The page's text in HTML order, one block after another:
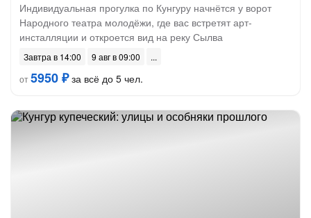
Индивидуальная прогулка по Кунгуру начнётся у ворот
Народного театра молодёжи, где вас встретят арт-
инсталляции и откроется вид на реку Сылва
Завтра в 14:00
9 авг в 09:00
от5950 ₽за всё до 5 чел.